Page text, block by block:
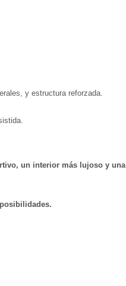
y estructura reforzada.
un interior más lujoso y una